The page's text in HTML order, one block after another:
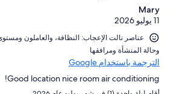
Mary
11 يوليو 2026
و⁦حالة المنشأة ومرافقها⁩
الترجمة باستخدام Google
Good location nice room air conditioning!